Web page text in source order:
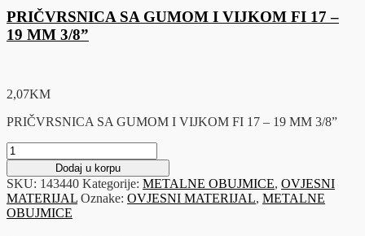
PRIČVRSNICA SA GUMOM I VIJKOM FI 17 –
19 MM 3/8”
2,07KM
PRIČVRSNICA SA GUMOM I VIJKOM FI 17 – 19 MM 3/8”
PRIČVRSNICA
SA
GUMOM
I
VIJKOM
FI
Dodaj u korpu
SKU: 143440 Kategorije: METALNE OBUJMICE, OVJESNI
MATERIJAL Oznake: OVJESNI MATERIJAL, METALNE
OBUJMICE